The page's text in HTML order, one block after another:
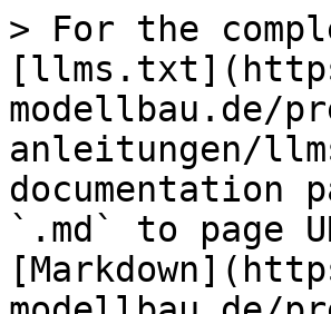
> For the
modellbau.de/
anleitungen/
documentation
`.md` to page